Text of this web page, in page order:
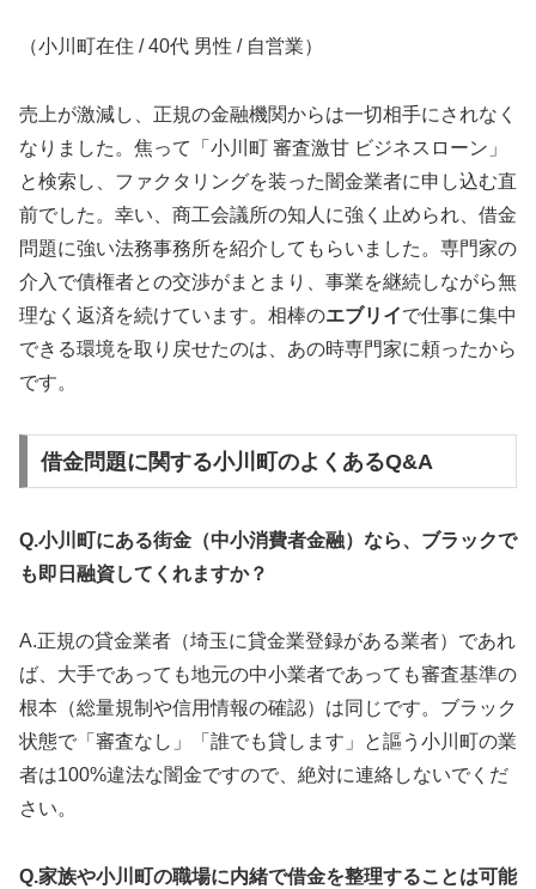
（小川町在住 / 40代 男性 / 自営業）
売上が激減し、正規の金融機関からは一切相手にされなく
なりました。焦って「小川町 審査激甘 ビジネスローン」
と検索し、ファクタリングを装った闇金業者に申し込む直
前でした。幸い、商工会議所の知人に強く止められ、借金
問題に強い法務事務所を紹介してもらいました。専門家の
介入で債権者との交渉がまとまり、事業を継続しながら無
理なく返済を続けています。相棒のエブリイで仕事に集中
できる環境を取り戻せたのは、あの時専門家に頼ったから
です。
借金問題に関する小川町のよくあるQ&A
Q.小川町にある街金（中小消費者金融）なら、ブラックで
も即日融資してくれますか？
A.正規の貸金業者（埼玉に貸金業登録がある業者）であれ
ば、大手であっても地元の中小業者であっても審査基準の
根本（総量規制や信用情報の確認）は同じです。ブラック
状態で「審査なし」「誰でも貸します」と謳う小川町の業
者は100%違法な闇金ですので、絶対に連絡しないでくだ
さい。
Q.家族や小川町の職場に内緒で借金を整理することは可能